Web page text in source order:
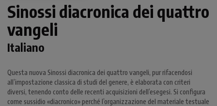
Sinossi diacronica dei quattro
vangeli
Italiano
Questa nuova Sinossi diacronica dei quattro vangeli, pur rifacendosi
all’impostazione classica di studi del genere, è elaborata con criteri
diversi, tenendo conto delle recenti acquisizioni dell’esegesi. Si configura
come sussidio «diacronico» perché l’organizzazione del materiale testuale